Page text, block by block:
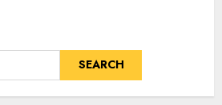
SEARCH